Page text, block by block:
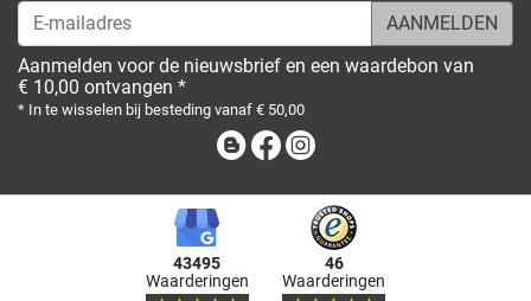
E-mailadres
Aanmelden voor de nieuwsbrief en een waardebon van
€ 10,00 ontvangen *
* In te wisselen bij besteding vanaf € 50,00
BlogFacebook
43495
Waarderingen
46
Waarderingen